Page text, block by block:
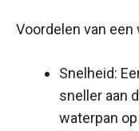
Voordelen van een
Snelheid:
sneller aan
waterpan